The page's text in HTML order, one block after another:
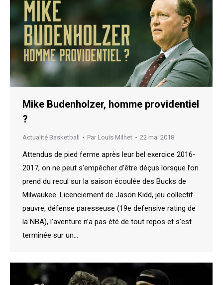
Mike Budenholzer, homme providentiel
?
Actualité Basketball Par Louis Milhet 22 mai 2018
Attendus de pied ferme après leur bel exercice 2016-
2017, on ne peut s’empêcher d’être déçus lorsque l’on
prend du recul sur la saison écoulée des Bucks de
Milwaukee. Licenciement de Jason Kidd, jeu collectif
pauvre, défense paresseuse (19e defensive rating de
la NBA), l’aventure n’a pas été de tout repos et s’est
terminée sur un…